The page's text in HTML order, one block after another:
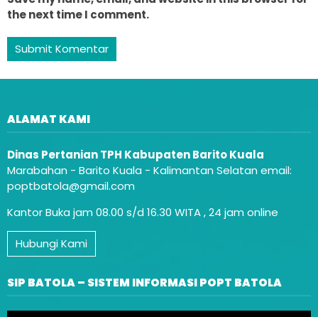
the next time I comment.
ALAMAT KAMI
Dinas Pertanian TPH Kabupaten Barito Kuala
Marabahan - Barito Kuala - Kalimantan Selatan email:
poptbatola@gmail.com
Kantor Buka jam 08.00 s/d 16.30 WITA , 24 jam online
Hubungi Kami
SIP BATOLA – SISTEM INFORMASI POPT BATOLA